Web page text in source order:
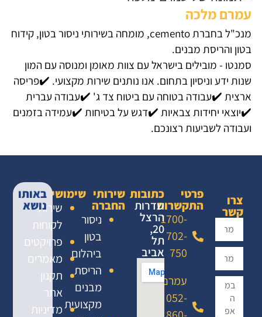
עמרם מלכה
מנכ"ל בחברת cemento, מומחה בשירותי ניסור בטון, קידוח
בטון והריסת מבנים.
סמנטו - מובילים בישראל עם צוות מאומן ומנוסה עם המון
שנות ידע וניסיון בתחום. אנו נותנים שירות מקצועי. ✔️פריסה
ארצית ✔️עבודה בטוחה עם ביטוח צד ג' ✔️עבודה עברית
✔️יוצאי יחידות צבאיות ✔️דגש על בטיחות ✔️עמידה בזמנים
ועבודה לשביעות רצונכם.
צרו
קשר
פרטי
התקשרות
1700-
702-
750
עמרם:
052-
כתובות
שדרות
הרצל
20,
תל
אביב
שירותי
החברה
ניסור
בטון
ביהלום
הריסת
מבנים
מקצועית
שימושי
שירות
לקוחות
פרויקטים
מאמרים
תקנון
אתר
מדיניות
באותו
נושא